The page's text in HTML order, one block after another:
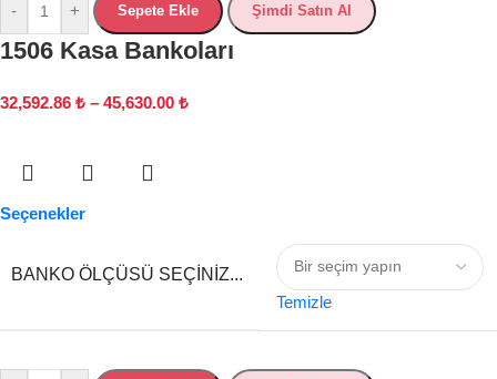
- + Sepete Ekle Şimdi Satın Al
1506 Kasa Bankoları
32,592.86 ₺ – 45,630.00 ₺
Seçenekler
BANKO ÖLÇÜSÜ SEÇINIZ...
Temizle